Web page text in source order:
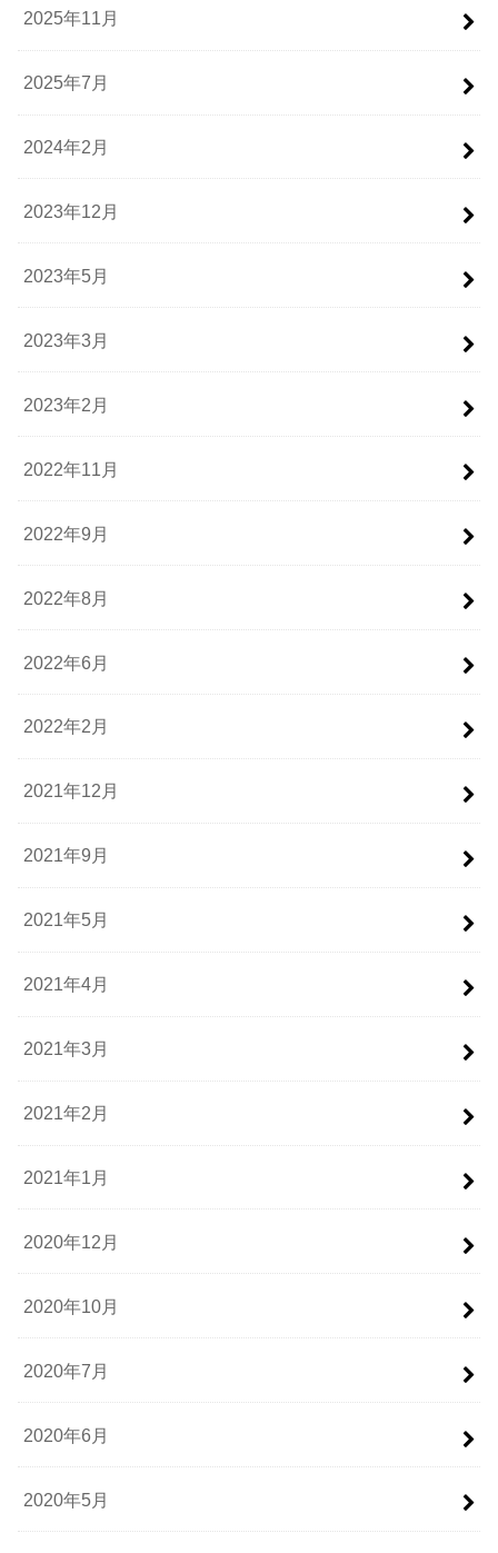
2025年11月
2025年7月
2024年2月
2023年12月
2023年5月
2023年3月
2023年2月
2022年11月
2022年9月
2022年8月
2022年6月
2022年2月
2021年12月
2021年9月
2021年5月
2021年4月
2021年3月
2021年2月
2021年1月
2020年12月
2020年10月
2020年7月
2020年6月
2020年5月